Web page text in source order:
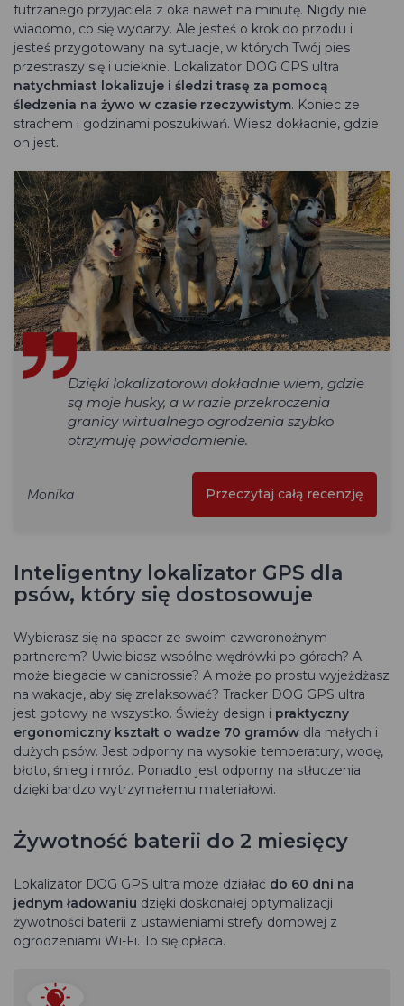
futrzanego przyjaciela z oka nawet na minutę. Nigdy nie
wiadomo, co się wydarzy. Ale jesteś o krok do przodu i
jesteś przygotowany na sytuacje, w których Twój pies
przestraszy się i ucieknie. Lokalizator DOG GPS ultra
natychmiast lokalizuje i śledzi trasę za pomocą
śledzenia na żywo w czasie rzeczywistym. Koniec ze
strachem i godzinami poszukiwań. Wiesz dokładnie, gdzie
on jest.
Dzięki lokalizatorowi dokładnie wiem, gdzie
są moje husky, a w razie przekroczenia
granicy wirtualnego ogrodzenia szybko
otrzymuję powiadomienie.
Monika Przeczytaj całą recenzję
Inteligentny lokalizator GPS dla
psów, który się dostosowuje
Wybierasz się na spacer ze swoim czworonożnym
partnerem? Uwielbiasz wspólne wędrówki po górach? A
może biegacie w canicrossie? A może po prostu wyjeżdżasz
na wakacje, aby się zrelaksować? Tracker DOG GPS ultra
jest gotowy na wszystko. Świeży design i praktyczny
ergonomiczny kształt o wadze 70 gramów dla małych i
dużych psów. Jest odporny na wysokie temperatury, wodę,
błoto, śnieg i mróz. Ponadto jest odporny na stłuczenia
dzięki bardzo wytrzymałemu materiałowi.
Żywotność baterii do 2 miesięcy
Lokalizator DOG GPS ultra może działać do 60 dni na
jednym ładowaniu dzięki doskonałej optymalizacji
żywotności baterii z ustawieniami strefy domowej z
ogrodzeniami Wi-Fi. To się opłaca.